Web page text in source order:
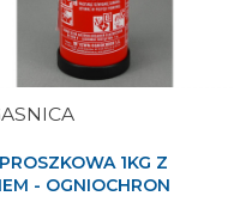
1KG Z
- OGNIOCHRON